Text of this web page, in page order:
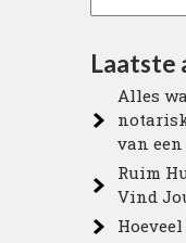
Laatste
Alles
van
Ruim
Vind